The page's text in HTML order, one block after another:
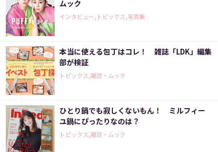
ムック
インタビュー,トピックス,写真集
本当に使える包丁はコレ！ 雑誌「LDK」編集
部が検証
トピックス,雑誌・ムック
ひとり鍋でも寂しくないもん！ ミルフィー
ユ鍋にぴったりなのは？
トピックス,雑誌・ムック